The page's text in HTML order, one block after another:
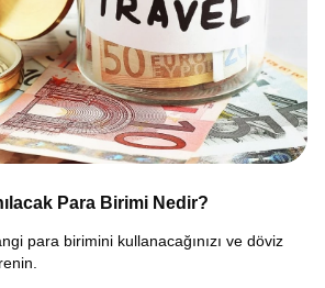
Para Birimi Nedir?
para birimini kullanacağınızı ve döviz